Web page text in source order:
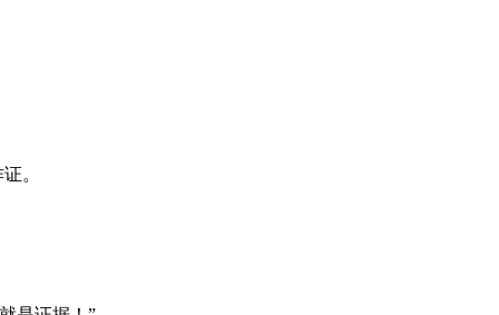
。